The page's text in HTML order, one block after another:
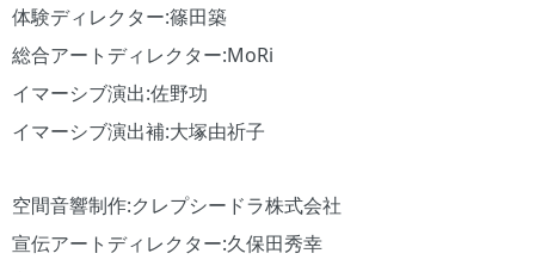
体験ディレクター:篠田築
総合アートディレクター:MoRi
イマーシブ演出:佐野功
イマーシブ演出補:大塚由祈子
空間音響制作:クレプシードラ株式会社
宣伝アートディレクター:久保田秀幸